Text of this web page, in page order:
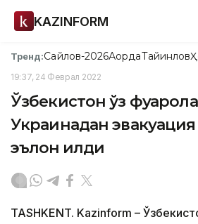
KAZINFORM
Тренд:Сайлов-2026АқордаТайинлов
19:37, 24 Феврал 2022
Ўзбекистон ўз
Украинадан
эълон қилди
TASHKENT. Kazinform –